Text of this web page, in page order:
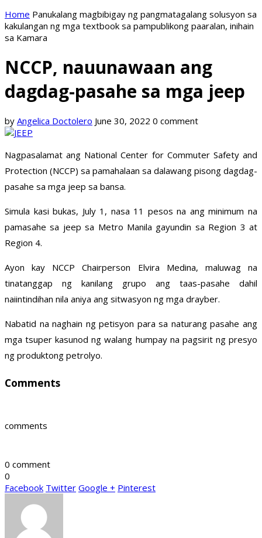
Home Panukalang magbibigay ng pangmatagalang solusyon sa
kakulangan ng mga textbook sa pampublikong paaralan, inihain
sa Kamara
NCCP, nauunawaan ang
dagdag-pasahe sa mga jeep
by Angelica Doctolero June 30, 2022 0 comment
Nagpasalamat ang National Center for Commuter Safety and
Protection (NCCP) sa pamahalaan sa dalawang pisong dagdag-
pasahe sa mga jeep sa bansa.
Simula kasi bukas, July 1, nasa 11 pesos na ang minimum na
pamasahe sa jeep sa Metro Manila gayundin sa Region 3 at
Region 4.
Ayon kay NCCP Chairperson Elvira Medina, maluwag na
tinatanggap ng kanilang grupo ang taas-pasahe dahil
naiintindihan nila aniya ang sitwasyon ng mga drayber.
Nabatid na naghain ng petisyon para sa naturang pasahe ang
mga tsuper kasunod ng walang humpay na pagsirit ng presyo
ng produktong petrolyo.
Comments
comments
0 comment
0
Facebook Twitter Google + Pinterest